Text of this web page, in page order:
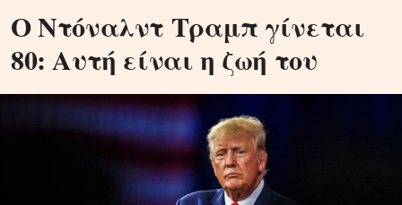
Ο Ντόναλντ Τραμπ γίνεται
80: Αυτή είναι η ζωή του